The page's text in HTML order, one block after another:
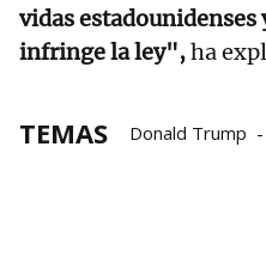
vidas
infringe la ley",ha
TEMAS Donald Trump